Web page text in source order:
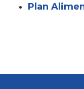
Plan